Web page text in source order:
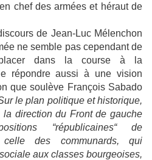
chef des armées et héraut de
de Jean-Luc Mélenchon
ne semble pas cependant de
dans la course à la
répondre aussi à une vision
que soulève François Sabado
le plan politique et historique,
la direction du Front de gauche
“républicaines“ de
des communards, qui
aux classes bourgeoises,